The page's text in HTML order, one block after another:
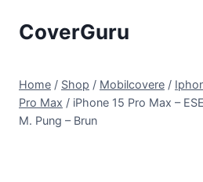
CoverGuru
Home / Shop / Mobilcovere /
Pro Max / iPhone 15 Pro Max –
M. Pung – Brun